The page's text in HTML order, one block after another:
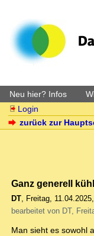
Neu hier? Infos
Login
zurück zur
Ganz generell
DT, Freitag,
bearbeitet von DT,
Man sieht es sowohl